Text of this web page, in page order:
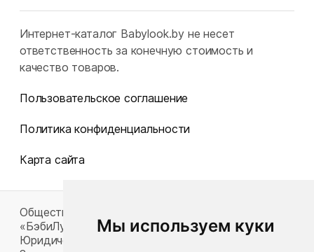
Мы используем куки
Интернет-каталог Babylook.by не несет
ответственность за конечную стоимость и
качество товаров.
Пользовательское соглашение
Политика конфиденциальности
Карта сайта
Общество с ограниченной ответственностью
«БэбиЛук»
Юридический адрес: 220117, г. Минск, пр-т Газеты